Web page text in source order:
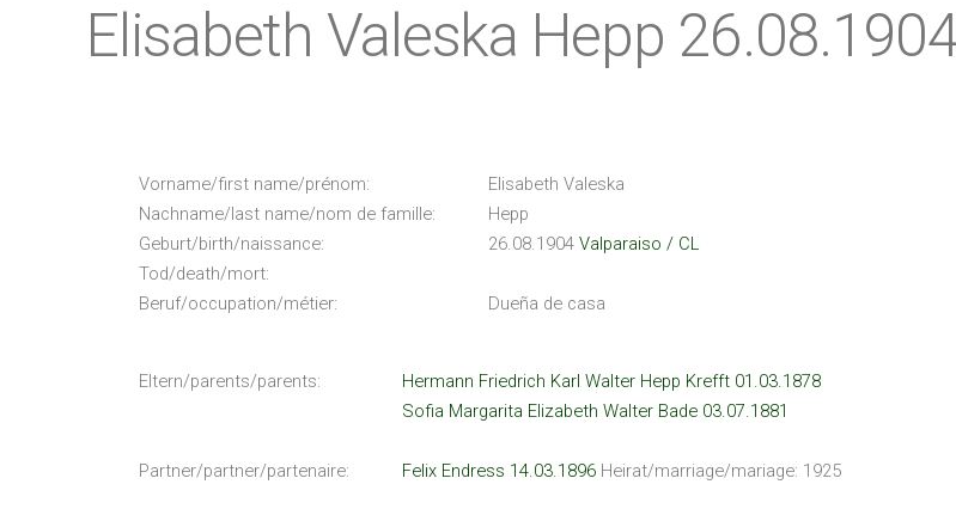
Elisabeth Valeska Hepp
Vorname/first name/prénom:
Elisabeth Valeska
Nachname/last name/nom de famille:
Hepp
Geburt/birth/naissance:
26.08.1904 Valparaiso / CL
Tod/death/mort:
Beruf/occupation/métier:
Dueña de casa
Eltern/parents/parents:
Hermann Friedrich Karl Walter Hepp Krefft 01.03.1878
Sofia Margarita Elizabeth Walter Bade 03.07.1881
Partner/partner/partenaire: Felix Endress 14.03.1896 Heirat/marriage/mariage: 1925